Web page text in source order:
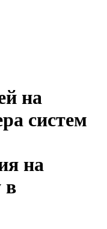
на
систем
на
в